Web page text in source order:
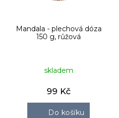
Mandala - plechová dóza
150 g, růžová
skladem
99 Kč
Do košíku